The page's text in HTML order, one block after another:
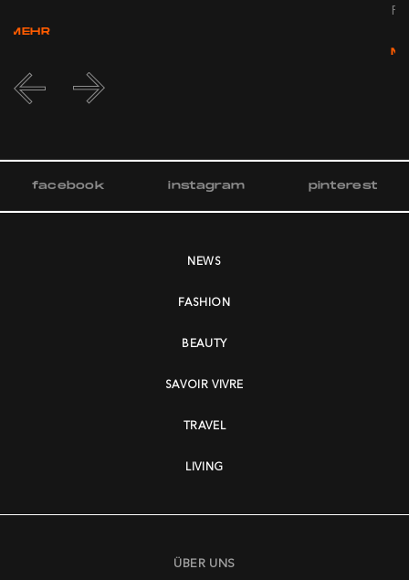
MEHR
facebook instagram pinterest
NEWS
FASHION
BEAUTY
SAVOIR VIVRE
TRAVEL
LIVING
ÜBER UNS